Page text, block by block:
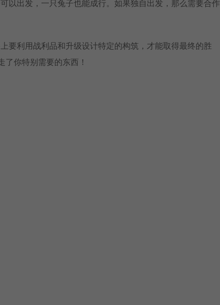
以出发，一只兔子也能成行。如果独自出发，那么需要合作
要利用战利品和升级设计特定的构筑，才能取得最终的胜
你特别需要的东西！